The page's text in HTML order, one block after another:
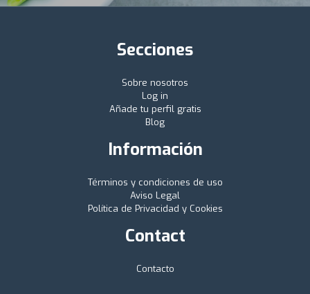
Secciones
Sobre nosotros
Log in
Añade tu perfil gratis
Blog
Información
Términos y condiciones de uso
Aviso Legal
Política de Privacidad y Cookies
Contact
Contacto